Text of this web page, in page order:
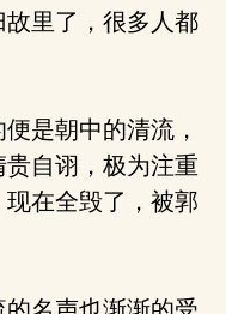
里了，很多人都
是朝中的清流，
自诩，极为注重
在全毁了，被郭